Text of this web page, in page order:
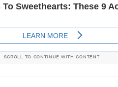
SCROLL TO CONTINUE WITH CONTENT